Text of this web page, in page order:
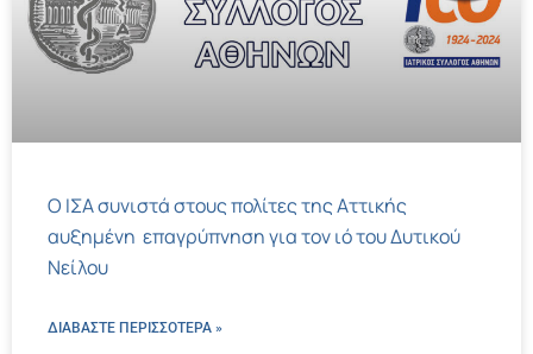
Ο ΙΣΑ συνιστά στους πολίτες της Αττικής
αυξημένη επαγρύπνηση για τον ιό του Δυτικού
Νείλου
ΔΙΑΒΑΣΤΕ ΠΕΡΙΣΣΌΤΕΡΑ »